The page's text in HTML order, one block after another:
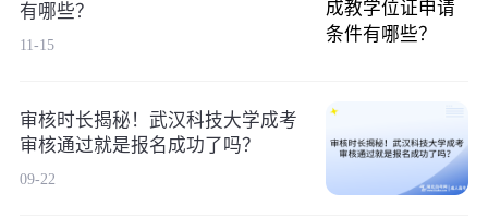
有哪些？
11-15
审核时长揭秘！武汉科技大学成考
审核通过就是报名成功了吗？
09-22